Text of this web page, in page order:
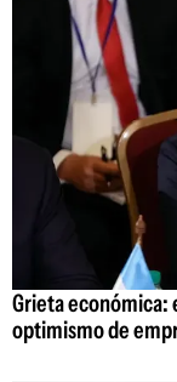
Grieta económica:
optimismo de